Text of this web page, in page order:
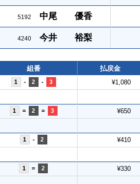
5192 中尾 優香
4240 今井 裕梨
組番 払戻金
1 - 2 - 3 ¥1,080
1 = 2 = 3 ¥650
1 - 2 ¥410
1 = 2 ¥330